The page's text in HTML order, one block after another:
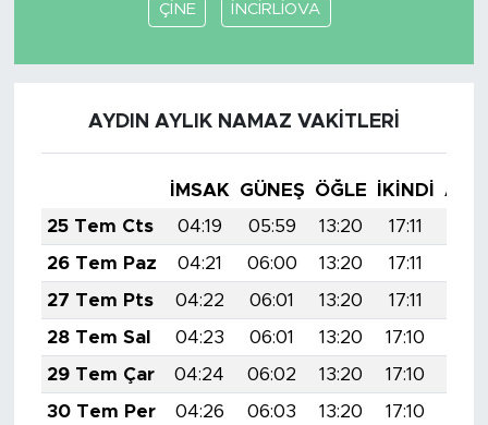
ÇİNE İNCİRLİOVA
AYDIN AYLIK NAMAZ VAKITLERI
İMSAK GÜNEŞ ÖĞLE İKINDI
25 Tem Cts
04:19 05:59 13:20 17:11
26 Tem Paz
04:21 06:00 13:20 17:11
27 Tem Pts
04:22 06:01 13:20 17:11
28 Tem Sal
04:23 06:01 13:20 17:10
29 Tem Çar
04:24 06:02 13:20 17:10
30 Tem Per
04:26 06:03 13:20 17:10